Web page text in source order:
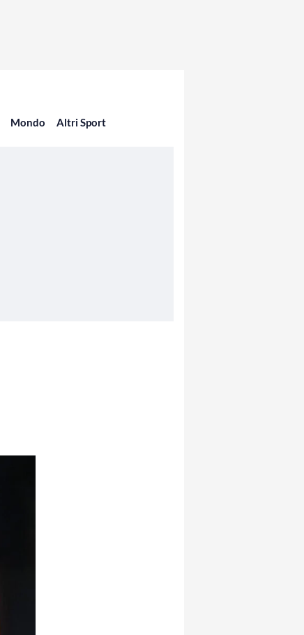
Mondo Altri Sport